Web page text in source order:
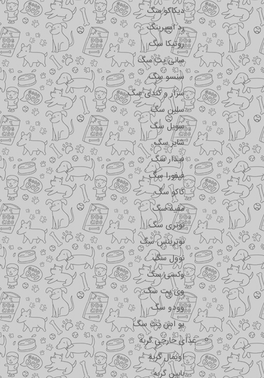
دیکاکو سگ
رد اسپرینگ
روتیکا سگ
سانی پت سگ
سنسو سگ
سزار و کندی سگ
سلبن سگ
سویل سگ
شایر سگ
فیدار سگ
فیفورا سگ
کاکو سگ
مفید سگ
نوتری سگ
نوترینس سگ
نوول سگ
وکسی سگ
وی پت سگ
وودو سگ
یو اس پت سگ
غذای خارجی گربه
اویمال گربه
بابین گربه